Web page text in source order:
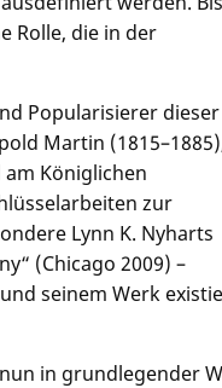
Rolle, die in der
Popularisierer dieser
Martin
Königlichen
zur
Lynn K. Nyharts
(Chicago 2009) –
seinem Werk
in grundlegender